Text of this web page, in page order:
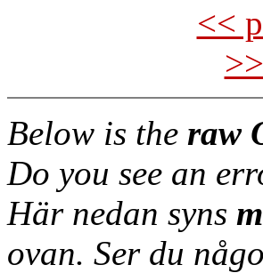
<<
Below is the raw
Do you see an
Här nedan syns
ovan. Ser du